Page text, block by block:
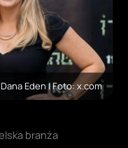
Dana Eden | Foto: x.com
branża